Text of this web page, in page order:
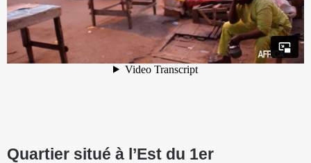
Quartier situé à l’Est du 1er